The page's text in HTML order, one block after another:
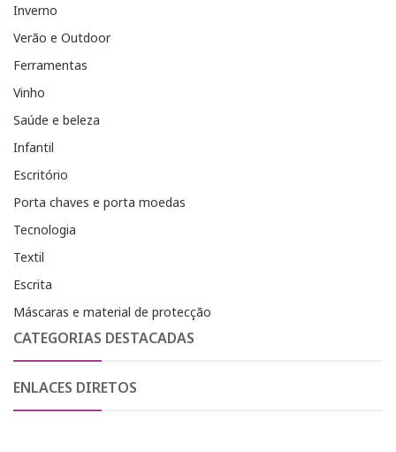
Inverno
Verão e Outdoor
Ferramentas
Vinho
Saúde e beleza
Infantil
Escritório
Porta chaves e porta moedas
Tecnologia
Textil
Escrita
Máscaras e material de protecção
CATEGORIAS DESTACADAS
ENLACES DIRETOS